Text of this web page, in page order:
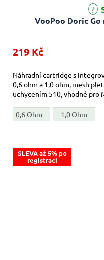
VooPoo Doric
219 Kč
Náhradní cartridge s
0,6 ohm a 1,0 ohm, mesh
uchycením 510, vhodné pro
0,6 Ohm 1,0 Ohm
SLEVA až 5% po
registraci